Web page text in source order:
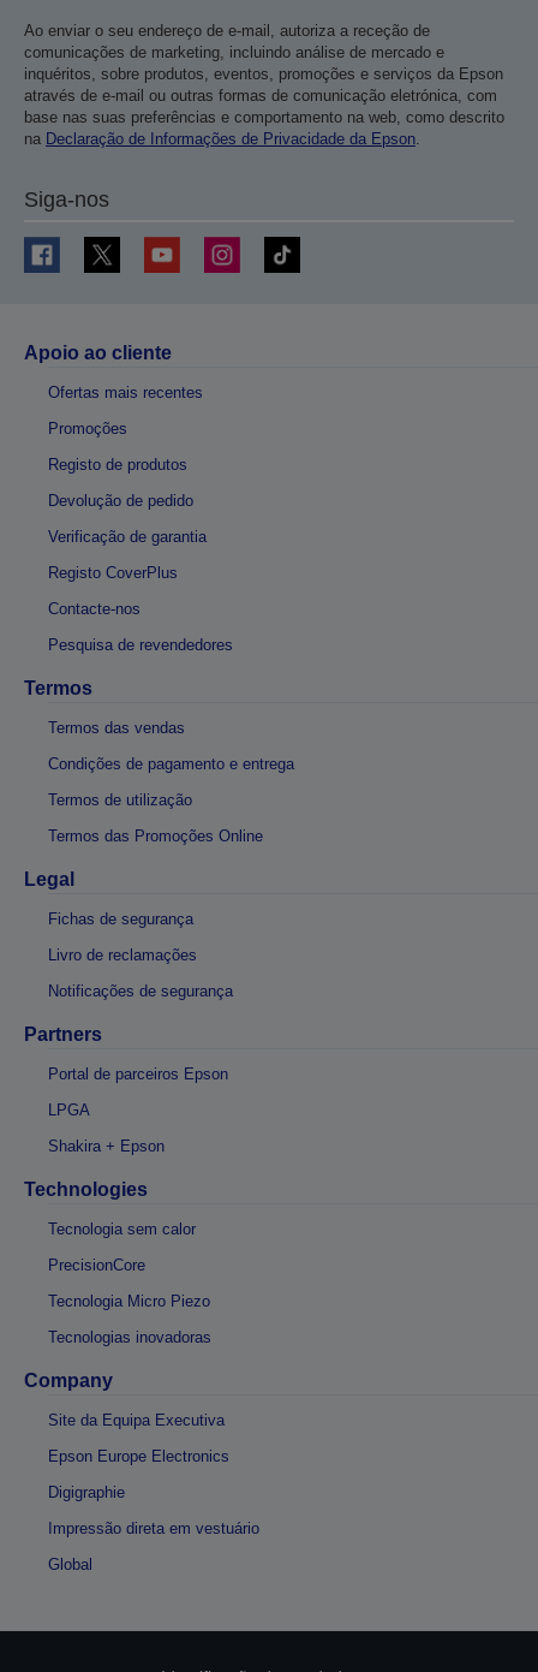
Ao enviar o seu endereço de e-mail, autoriza a receção de
comunicações de marketing, incluindo análise de mercado e
inquéritos, sobre produtos, eventos, promoções e serviços da Epson
através de e-mail ou outras formas de comunicação eletrónica, com
base nas suas preferências e comportamento na web, como descrito
na Declaração de Informações de Privacidade da Epson.
Siga-nos
Apoio ao cliente
Ofertas mais recentes
Promoções
Registo de produtos
Devolução de pedido
Verificação de garantia
Registo CoverPlus
Contacte-nos
Pesquisa de revendedores
Termos
Termos das vendas
Condições de pagamento e entrega
Termos de utilização
Termos das Promoções Online
Legal
Fichas de segurança
Livro de reclamações
Notificações de segurança
Partners
Portal de parceiros Epson
LPGA
Shakira + Epson
Technologies
Tecnologia sem calor
PrecisionCore
Tecnologia Micro Piezo
Tecnologias inovadoras
Company
Site da Equipa Executiva
Epson Europe Electronics
Digigraphie
Impressão direta em vestuário
Global